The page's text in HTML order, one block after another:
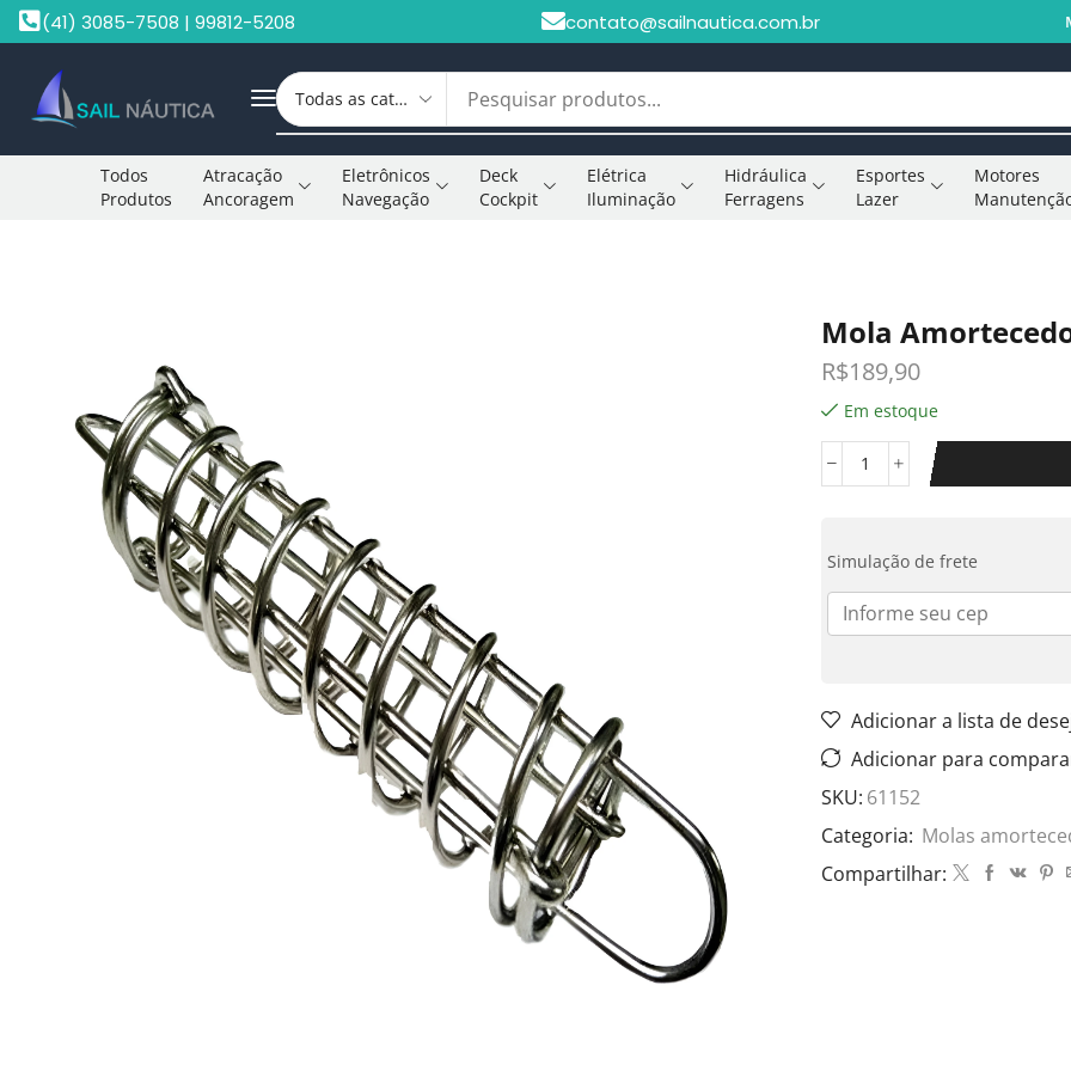
(41) 3085-7508 | 99812-5208 contato@sailnautica.com.br
Todos
Produtos
Atracação
Ancoragem
Eletrônicos
Navegação
Deck
Cockpit
Elétrica
Iluminação
Hidráulica
Ferragens
Esportes
Lazer
Motores
Mola
R$189,90
Em estoque
Simulação de frete
Adicionar a lista de
Adicionar para
SKU: 61152
Categoria: Molas
Compartilhar: